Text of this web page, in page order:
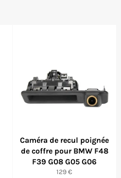
Caméra de recul poignée
de coffre pour BMW F48
F39 G08 G05 G06
Prix
129 €